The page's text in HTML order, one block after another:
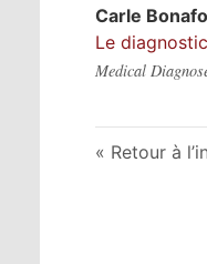
Carle
Le
Medical
Retour à